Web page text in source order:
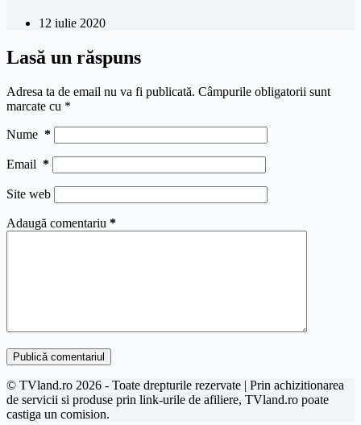
12 iulie 2020
Lasă un răspuns
Adresa ta de email nu va fi publicată. Câmpurile obligatorii sunt
marcate cu *
Nume *
Email *
Site web
Adaugă comentariu *
Publică comentariul
© TVland.ro 2026 - Toate drepturile rezervate | Prin achizitionarea
de servicii si produse prin link-urile de afiliere, TVland.ro poate
castiga un comision.